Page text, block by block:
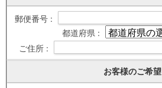
郵便番号 :
都道府県 :
ご住所 :
お客様のご希望